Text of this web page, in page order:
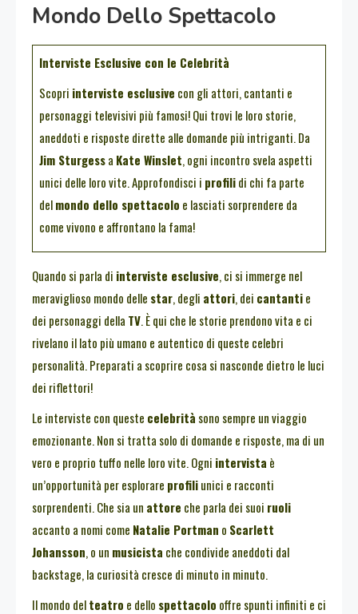
Mondo Dello Spettacolo
Interviste Esclusive con le Celebrità
Scopri interviste esclusive con gli attori, cantanti e
personaggi televisivi più famosi! Qui trovi le loro storie,
aneddoti e risposte dirette alle domande più intriganti. Da
Jim Sturgessa Kate Winslet, ogni incontro svela aspetti
unici delle loro vite. Approfondisci i profilidi chi fa parte
delmondo dello spettacolo e lasciati sorprendere da
come vivono e affrontano la fama!
Quando si parla di interviste esclusive, ci si immerge nel
meraviglioso mondo delle star, degli attori, dei cantantie
dei personaggi della TV. È qui che le storie prendono vita e ci
rivelano il lato più umano e autentico di queste celebri
personalità. Preparati a scoprire cosa si nasconde dietro le luci
dei riflettori!
Le interviste con queste celebrità sono sempre un viaggio
emozionante. Non si tratta solo di domande e risposte, ma di un
vero e proprio tuffo nelle loro vite. Ogni intervista è
un’opportunità per esplorare profiliunici e racconti
sorprendenti. Che sia un attore che parla dei suoi ruoli
accanto a nomi come Natalie Portman o Scarlett
Johansson, o un musicista che condivide aneddoti dal
backstage, la curiosità cresce di minuto in minuto.
Il mondo delteatro e dello spettacolo offre spunti infiniti e ci